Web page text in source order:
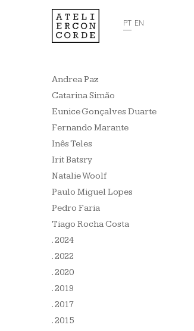
PT EN
Andrea Paz
Catarina Simão
Eunice Gonçalves Duarte
Fernando Marante
Inês Teles
Irit Batsry
Natalie Woolf
Paulo Miguel Lopes
Pedro Faria
Tiago Rocha Costa
. 2024
. 2022
. 2020
. 2019
. 2017
. 2015